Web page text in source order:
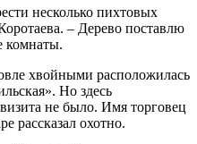
несколько пихтовых
– Дерево поставлю
комнаты.
хвойными расположилась
Но здесь
не было. Имя торговец
рассказал охотно.